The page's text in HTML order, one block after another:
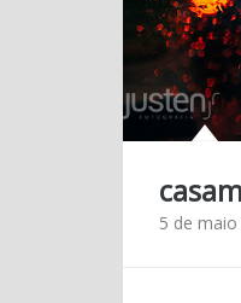
5 de